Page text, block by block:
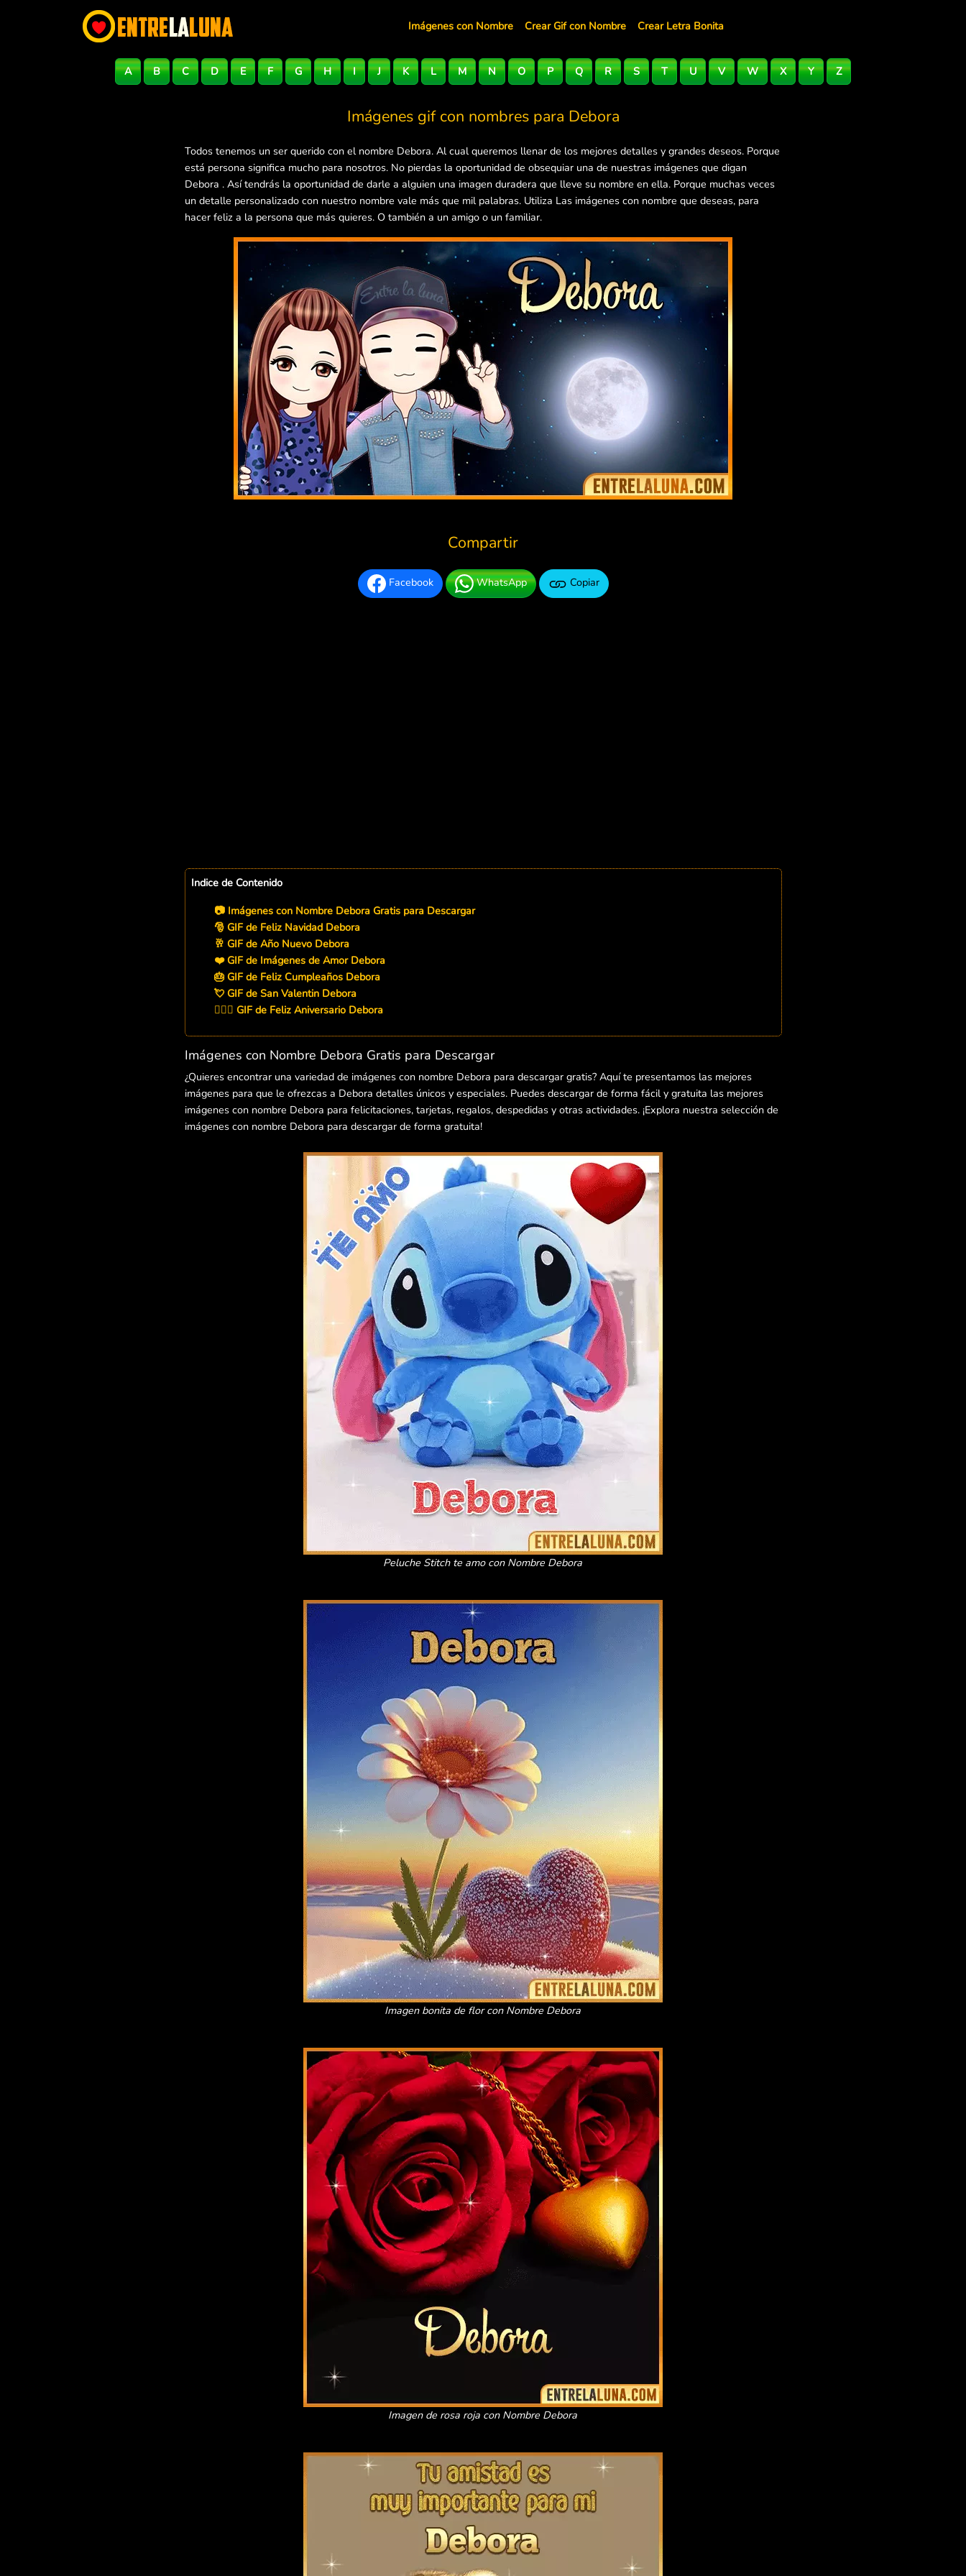
Imágenes con Nombre Crear Gif con Nombre Crear Letra Bonita
A B C D E F G H I J K L M N O P Q R S T U V W X Y Z
Imágenes gif con nombres para Debora
Todos tenemos un ser querido con el nombre Debora. Al cual queremos llenar de los mejores detalles y grandes deseos. Porque
está persona significa mucho para nosotros. No pierdas la oportunidad de obsequiar una de nuestras imágenes que digan
Debora . Así tendrás la oportunidad de darle a alguien una imagen duradera que lleve su nombre en ella. Porque muchas veces
un detalle personalizado con nuestro nombre vale más que mil palabras. Utiliza Las imágenes con nombre que deseas, para
hacer feliz a la persona que más quieres. O también a un amigo o un familiar.
Compartir
Facebook WhatsApp Copiar
Indice de Contenido
📷 Imágenes con Nombre Debora Gratis para Descargar
🎅 GIF de Feliz Navidad Debora
🥂 GIF de Año Nuevo Debora
❤️ GIF de Imágenes de Amor Debora
🎂 GIF de Feliz Cumpleaños Debora
💘 GIF de San Valentin Debora
👨‍❤️‍👨 GIF de Feliz Aniversario Debora
Imágenes con Nombre Debora Gratis para Descargar
¿Quieres encontrar una variedad de imágenes con nombre Debora para descargar gratis? Aquí te presentamos las mejores
imágenes para que le ofrezcas a Debora detalles únicos y especiales. Puedes descargar de forma fácil y gratuita las mejores
imágenes con nombre Debora para felicitaciones, tarjetas, regalos, despedidas y otras actividades. ¡Explora nuestra selección de
imágenes con nombre Debora para descargar de forma gratuita!
Peluche Stitch te amo con Nombre Debora
Imagen bonita de flor con Nombre Debora
Imagen de rosa roja con Nombre Debora